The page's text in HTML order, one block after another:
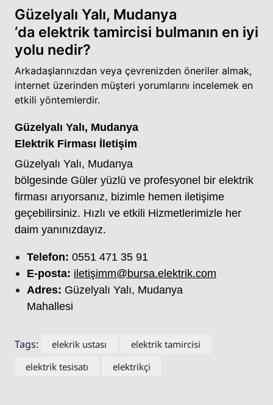
Güzelyalı Yalı, Mudanya
‘da elektrik tamircisi bulmanın en iyi
yolu nedir?
Arkadaşlarınızdan veya çevrenizden öneriler almak,
internet üzerinden müşteri yorumlarını incelemek en
etkili yöntemlerdir.
Güzelyalı Yalı, Mudanya
Elektrik Firması İletişim
Güzelyalı Yalı, Mudanya
bölgesinde Güler yüzlü ve profesyonel bir elektrik
firması arıyorsanız, bizimle hemen iletişime
geçebilirsiniz. Hızlı ve etkili Hizmetlerimizle her
daim yanınızdayız.
Telefon: 0551 471 35 91
E-posta: iletişimm@bursa.elektrik.com
Adres: Güzelyalı Yalı, Mudanya
Mahallesi
Tags: elekrik ustası
elektrik tamircisi
elektrik tesisatı
elektrikçi